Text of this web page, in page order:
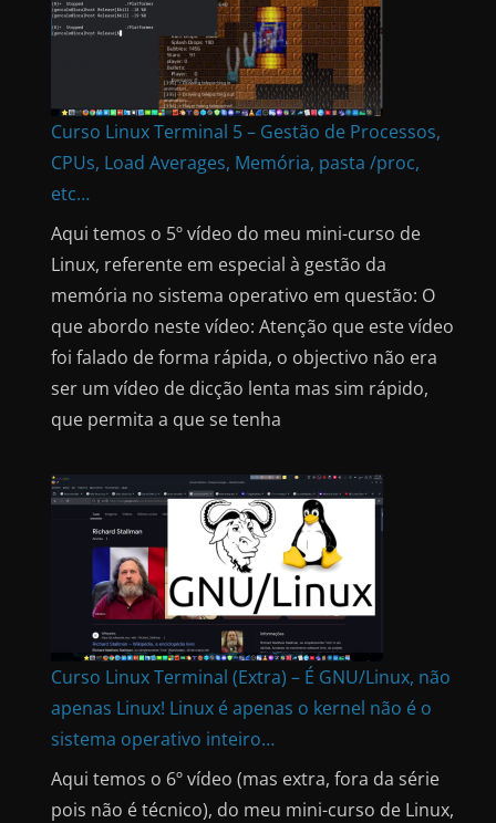
Curso Linux Terminal 5 – Gestão de Processos,
CPUs, Load Averages, Memória, pasta /proc,
etc…
Aqui temos o 5º vídeo do meu mini-curso de
Linux, referente em especial à gestão da
memória no sistema operativo em questão: O
que abordo neste vídeo: Atenção que este vídeo
foi falado de forma rápida, o objectivo não era
ser um vídeo de dicção lenta mas sim rápido,
que permita a que se tenha
Curso Linux Terminal (Extra) – É GNU/Linux, não
apenas Linux! Linux é apenas o kernel não é o
sistema operativo inteiro…
Aqui temos o 6º vídeo (mas extra, fora da série
pois não é técnico), do meu mini-curso de Linux,